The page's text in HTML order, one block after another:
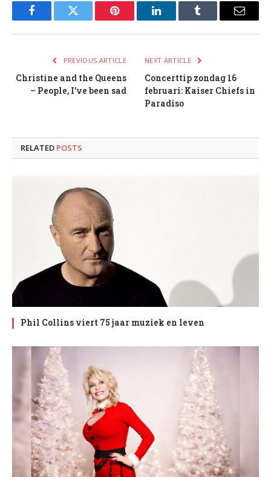
FacebookTwitter Pinterest LinkedInTumblr Email
PREVIOUS ARTICLE
Christine and the Queens
– People, I’ve been sad
NEXT ARTICLE
Concerttip zondag 16
februari: Kaiser Chiefs in
Paradiso
RELATED POSTS
Phil Collins viert 75 jaar muziek en leven